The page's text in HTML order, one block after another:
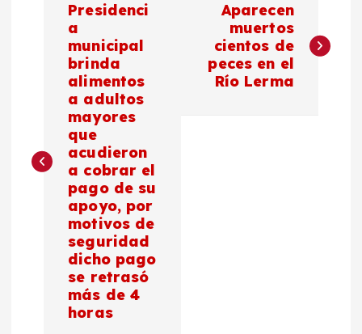
g
Presidenci
a
municipal
brinda
alimentos
a adultos
mayores
que
acudieron
a cobrar el
pago de su
apoyo, por
motivos de
seguridad
dicho pago
se retrasó
más de 4
horas
Aparecen
muertos
cientos de
peces en el
Río Lerma